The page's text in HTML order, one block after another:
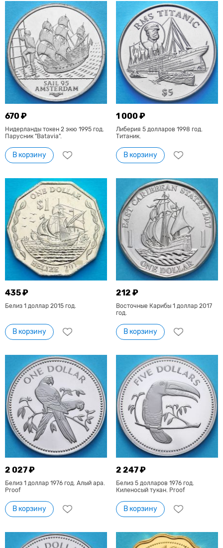
670 ₽
Нидерланды токен 2 экю 1995 год.
Парусник "Batavia".
В корзину
1 000 ₽
Либерия 5 долларов 1998 год.
Титаник.
В корзину
435 ₽
Белиз 1 доллар 2015 год.
В корзину
212 ₽
Восточные Карибы 1 доллар 2017
год.
В корзину
2 027 ₽
Белиз 1 доллар 1976 год. Алый ара.
Proof
В корзину
2 247 ₽
Белиз 5 долларов 1976 год.
Киленосый тукан. Proof
В корзину